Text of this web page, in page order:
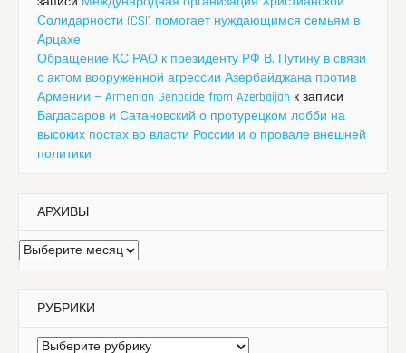
Солидарности (CSI) помогает нуждающимся семьям в
Арцахе
Обращение КС РАО к президенту РФ В. Путину в связи
с актом вооружённой агрессии Азербайджана против
Армении — Armenian Genocide from Azerbaijan к записи
Багдасаров и Сатановский о протурецком лобби на
высоких постах во власти России и о провале внешней
политики
АРХИВЫ
Архивы
РУБРИКИ
Рубрики